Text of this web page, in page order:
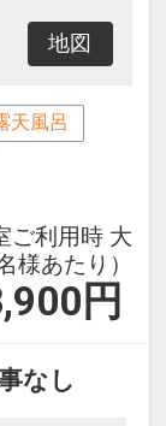
地図
天風呂
ご利用時 大
様あたり）
円
なし